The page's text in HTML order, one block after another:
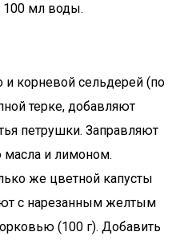
100 мл воды.
и корневой сельдерей (по
терке, добавляют
петрушки. Заправляют
и лимоном.
же цветной капусты
с нарезанным желтым
(100 г). Добавить